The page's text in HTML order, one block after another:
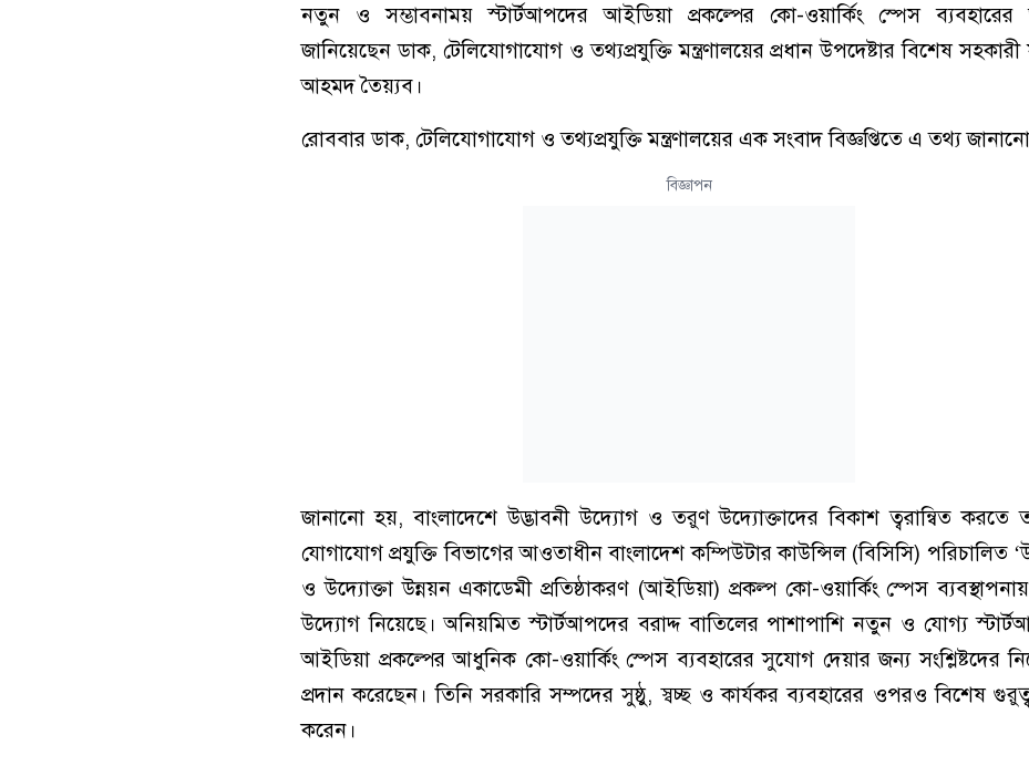
নতুন ও সম্ভাবনাময় স্টার্টআপদের আইডিয়া প্রকল্পের কো-ওয়ার্কিং স্পেস ব্যবহারের
জানিয়েছেন ডাক, টেলিযোগাযোগ ও তথ্যপ্রযুক্তি মন্ত্রণালয়ের প্রধান উপদেষ্টার বিশেষ
আহমদ তৈয়্যব।
রোববার ডাক, টেলিযোগাযোগ ও তথ্যপ্রযুক্তি মন্ত্রণালয়ের এক সংবাদ বিজ্ঞপ্তিতে এ তথ্য
বিজ্ঞাপন
জানানো হয়, বাংলাদেশে উদ্ভাবনী উদ্যোগ ও তরুণ উদ্যোক্তাদের বিকাশ ত্বরান্বিত করতে
যোগাযোগ প্রযুক্তি বিভাগের আওতাধীন বাংলাদেশ কম্পিউটার কাউন্সিল (বিসিসি) পরিচালিত
ও উদ্যোক্তা উন্নয়ন একাডেমী প্রতিষ্ঠাকরণ (আইডিয়া) প্রকল্প কো-ওয়ার্কিং স্পেস
উদ্যোগ নিয়েছে। অনিয়মিত স্টার্টআপদের বরাদ্দ বাতিলের পাশাপাশি নতুন ও যোগ্য
আইডিয়া প্রকল্পের আধুনিক কো-ওয়ার্কিং স্পেস ব্যবহারের সুযোগ দেয়ার জন্য সংশ্লিষ্টদের
প্রদান করেছেন। তিনি সরকারি সম্পদের সুষ্ঠু, স্বচ্ছ ও কার্যকর ব্যবহারের ওপরও বিশেষ
করেন।